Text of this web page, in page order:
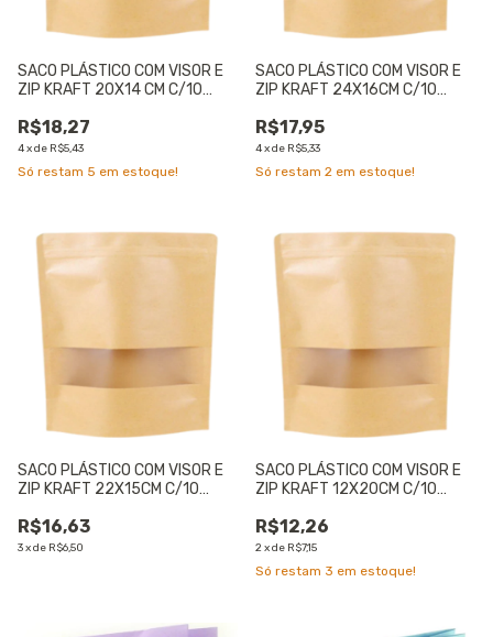
SACO PLÁSTICO COM VISOR E
ZIP KRAFT 20X14 CM C/10
R$18,27
4xde R$5,43
Só restam 5 em estoque!
SACO PLÁSTICO COM VISOR E
ZIP KRAFT 24X16CM C/10
R$17,95
4xde R$5,33
Só restam 2 em estoque!
SACO PLÁSTICO COM VISOR E
ZIP KRAFT 22X15CM C/10
R$16,63
3xde R$6,50
SACO PLÁSTICO COM VISOR E
ZIP KRAFT 12X20CM C/10
R$12,26
2xde R$7,15
Só restam 3 em estoque!